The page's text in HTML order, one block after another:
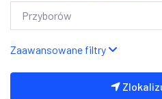
Zaawansowane filtry